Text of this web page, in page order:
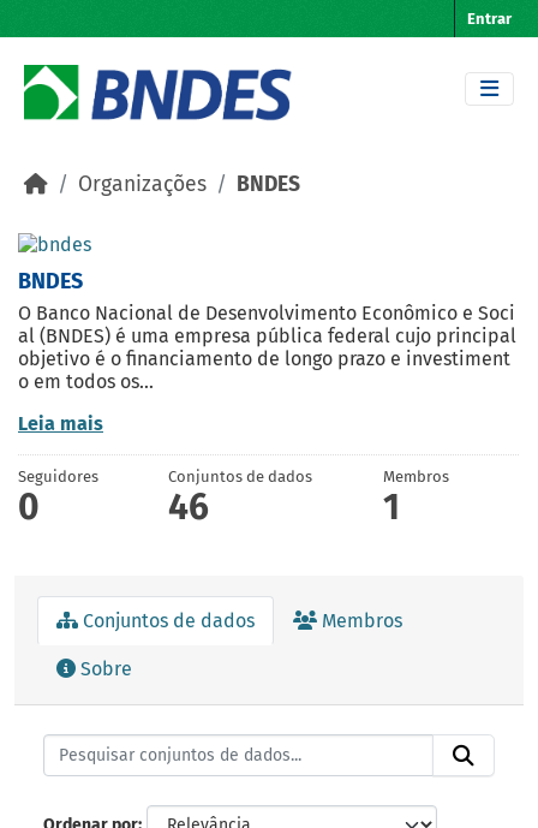
Entrar
Organizações BNDES
BNDES
O Banco Nacional de Desenvolvimento Econômico e Soci
al (BNDES) é uma empresa pública federal cujo principal
objetivo é o financiamento de longo prazo e investiment
o em todos os...
Leia mais
Seguidores
0
Conjuntos de dados
46
Membros
1
Conjuntos de dados Membros
Sobre